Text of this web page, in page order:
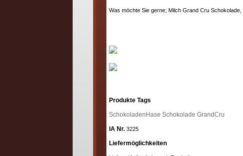
Was möchte Sie gerne; Milch Grand Cru
Produkte Tags
SchokoladenHase Schokolade GrandCru
IA Nr. 3225
Liefermöglichkeiten